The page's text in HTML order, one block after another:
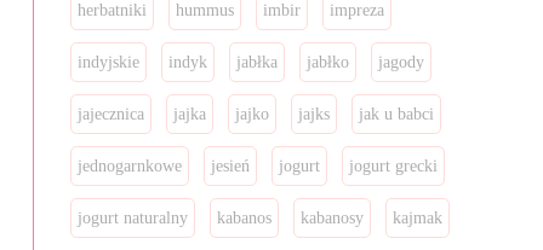
herbatniki hummus imbir impreza
indyjskie indyk jabłka jabłko jagody
jajecznica jajka jajko jajks jak u babci
jednogarnkowe jesień jogurt jogurt grecki
jogurt naturalny kabanos kabanosy kajmak